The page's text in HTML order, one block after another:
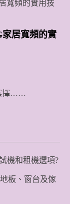
家居寬頻的實
擇……
機和租機選項?
板、窗台及傢